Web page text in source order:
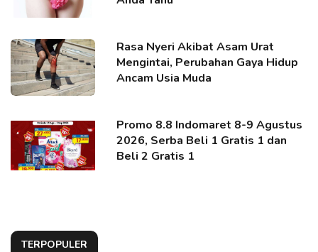
Rasa Nyeri Akibat Asam Urat
Mengintai, Perubahan Gaya Hidup
Ancam Usia Muda
Promo 8.8 Indomaret 8-9 Agustus
2026, Serba Beli 1 Gratis 1 dan
Beli 2 Gratis 1
TERPOPULER